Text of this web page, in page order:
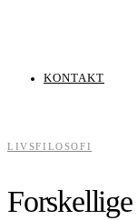
KONTAKT
LIVSFILOSOFI